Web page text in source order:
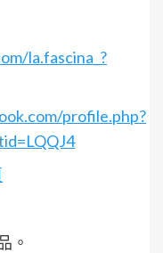
la.fascina_?
profile.php?
。